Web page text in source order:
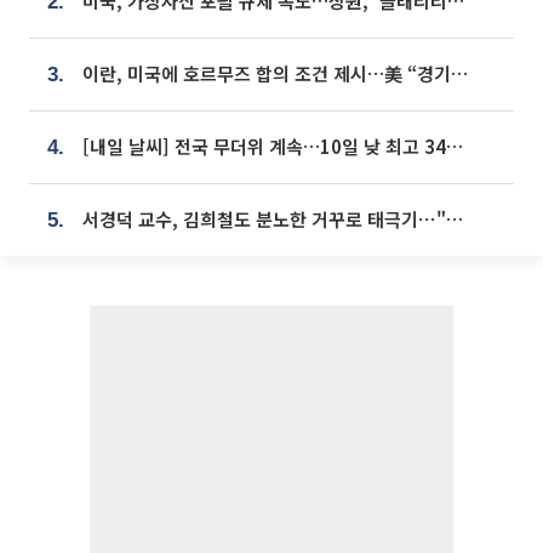
3. 이란, 미국에 호르무즈 합의 조건 제시…美 “경기 아직 안 끝나” [종합]
4. [내일 날씨] 전국 무더위 계속…10일 낮 최고 34도 육박
5. 서경덕 교수, 김희철도 분노한 거꾸로 태극기⋯"엉터리는 아냐, 아쉬울 뿐"